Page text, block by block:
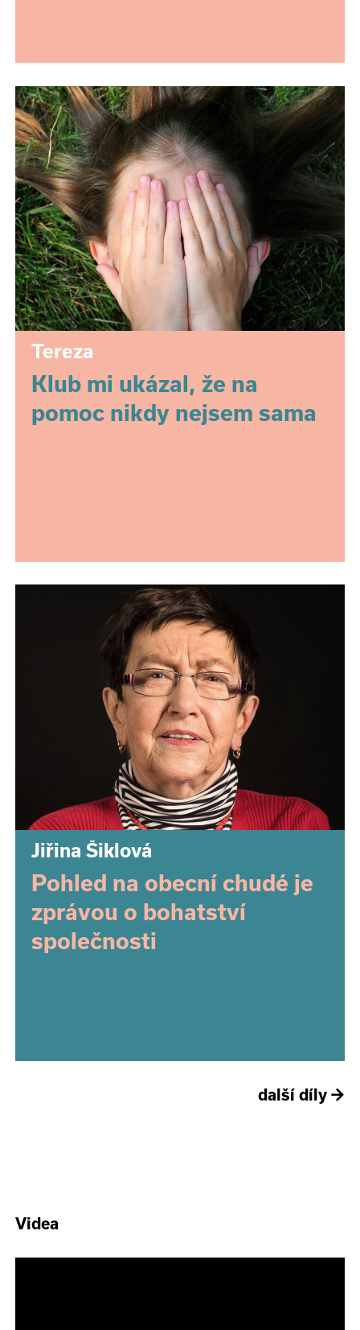
Tereza
Klub mi ukázal, že na
pomoc nikdy nejsem sama
Jiřina Šiklová
Pohled na obecní chudé je
zprávou o bohatství
společnosti
další díly →
Videa